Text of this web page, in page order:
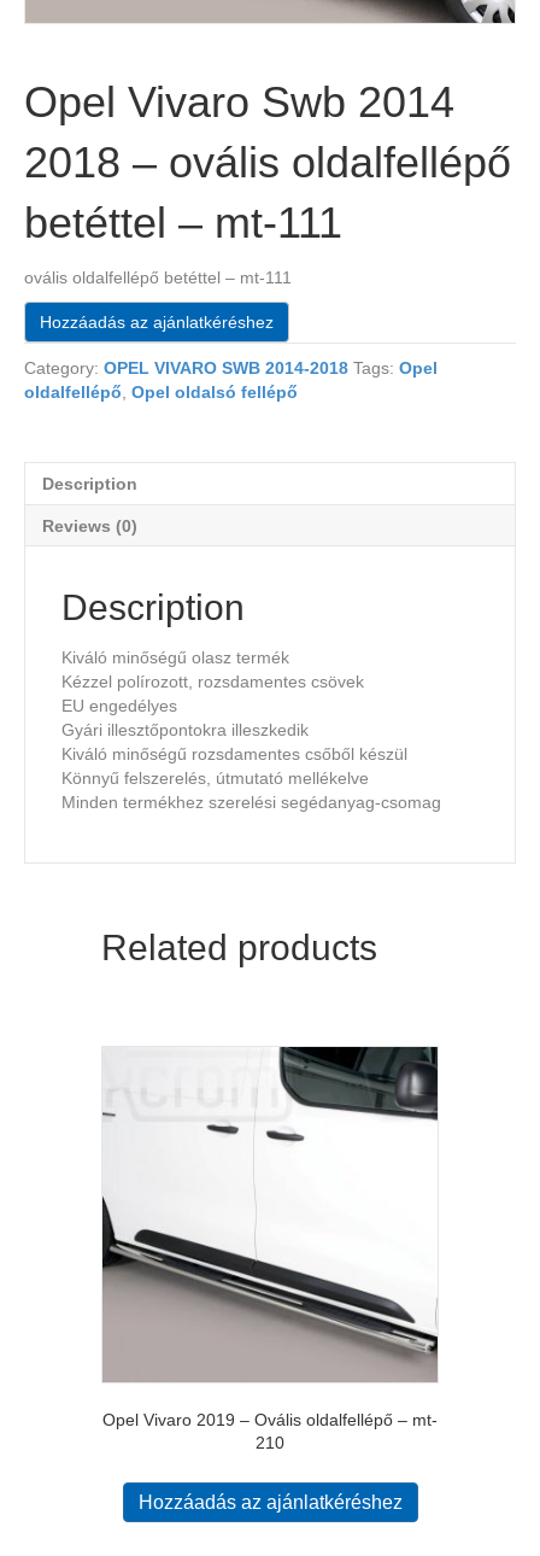
Opel Vivaro Swb 2014
2018 – ovális oldalfellépő
betéttel – mt-111
ovális oldalfellépő betéttel – mt-111
Hozzáadás az ajánlatkéréshez
Category: OPEL VIVARO SWB 2014-2018 Tags: Opel
oldalfellépő, Opel oldalsó fellépő
Description
Reviews (0)
Description
Kiváló minőségű olasz termék
Kézzel polírozott, rozsdamentes csövek
EU engedélyes
Gyári illesztőpontokra illeszkedik
Kiváló minőségű rozsdamentes csőből készül
Könnyű felszerelés, útmutató mellékelve
Minden termékhez szerelési segédanyag-csomag
Related products
Opel Vivaro 2019 – Ovális oldalfellépő – mt-
210
Hozzáadás az ajánlatkéréshez